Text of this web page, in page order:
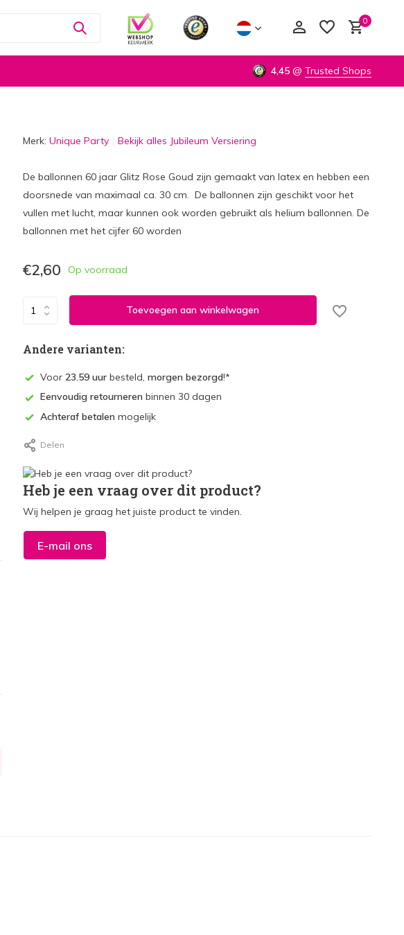
0
4,45 @ Trusted Shops
Merk: Unique Party Bekijk alles Jubileum Versiering
De ballonnen 60 jaar Glitz Rose Goud zijn gemaakt van latex en hebben een
doorsnede van maximaal ca. 30 cm. De ballonnen zijn geschikt voor het
vullen met lucht, maar kunnen ook worden gebruikt als helium ballonnen. De
ballonnen met het cijfer 60 worden
€2,60 Op voorraad
Toevoegen aan winkelwagen
Andere varianten:
Voor 23.59 uurbesteld, morgen bezorgd!*
Eenvoudig retourneren binnen 30 dagen
Achteraf betalen mogelijk
Delen
Heb je een vraag over dit product?
Wij helpen je graag het juiste product te vinden.
E-mail ons